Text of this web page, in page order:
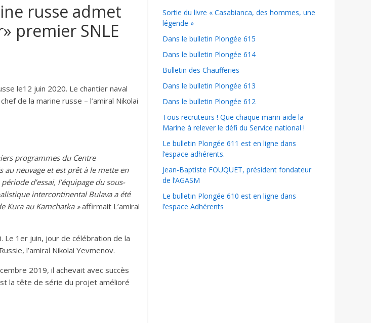
russe admet
premier SNLE
le12 juin 2020. Le chantier naval
de la marine russe – l’amiral Nikolai
programmes du Centre
au neuvage et est prêt à le mette en
d’essai, l’équipage du sous-
intercontinental Bulava a été
Kura au Kamchatka »affirmait L’amiral
Le 1er juin, jour de célébration de la
l’amiral Nikolai Yevmenov.
2019, il achevait avec succès
la tête de série du projet amélioré
Sortie du livre « Casabianca, des hommes, une
légende »
Dans le bulletin Plongée 615
Dans le bulletin Plongée 614
Bulletin des Chaufferies
Dans le bulletin Plongée 613
Dans le bulletin Plongée 612
Tous recruteurs ! Que chaque marin aide la
Marine à relever le défi du Service national !
Le bulletin Plongée 611 est en ligne dans
l’espace adhérents.
Jean-Baptiste FOUQUET, président fondateur
de l’AGASM
Le bulletin Plongée 610 est en ligne dans
l’espace Adhérents